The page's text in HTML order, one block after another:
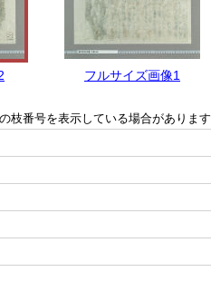
フルサイズ画像1
枝番号を表示している場合があります